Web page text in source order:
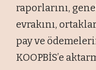
raporlarını,
evrakını,
pay ve
KOOPBİS’e